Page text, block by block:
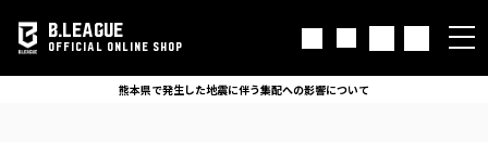
B.LEAGUE
OFFICIAL ONLINE SHOP
熊本県で発生した地震に伴う集配への影響について